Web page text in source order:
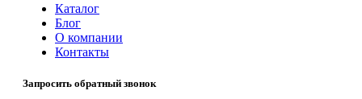
Каталог
Блог
О компании
Контакты
Запросить обратный звонок